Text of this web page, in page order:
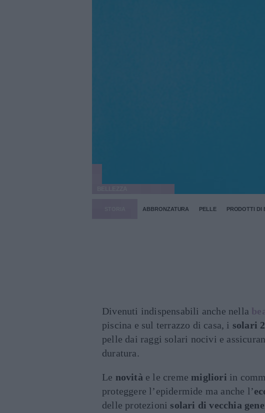
ABBRONZATURA PELLE PRODOTTI DI
Divenuti indispensabili anche nella
piscina e sul terrazzo di casa, i solari
pelle dai raggi solari nocivi e
duratura.
Le novità e le creme migliori in
proteggere l’epidermide ma anche l’
delle protezioni solari di vecchia